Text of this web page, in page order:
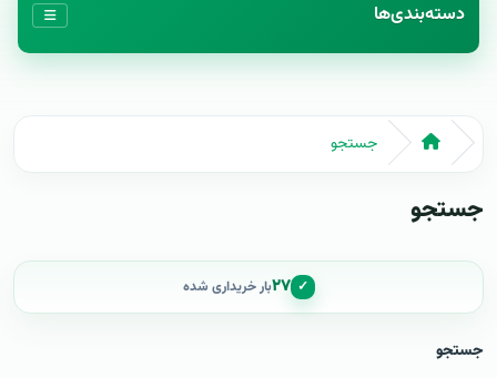
دسته‌بندی‌ها
جستجو
جستجو
✓ ۲۷بار خریداری شده
جستجو